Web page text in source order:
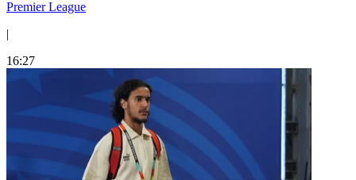
Premier League
|
16:27